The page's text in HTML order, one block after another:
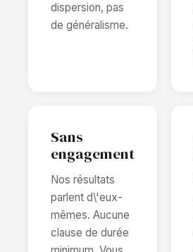
dispersion, pas
de généralisme.
Sans
engagement
Nos résultats
parlent d\'eux-
mêmes. Aucune
clause de durée